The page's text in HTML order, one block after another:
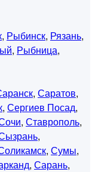
, Рыбинск, Рязань,
, Рыбница,
, Саратов,
, Сергиев Посад,
, Ставрополь,
,
, Сумы,
, Сарань,